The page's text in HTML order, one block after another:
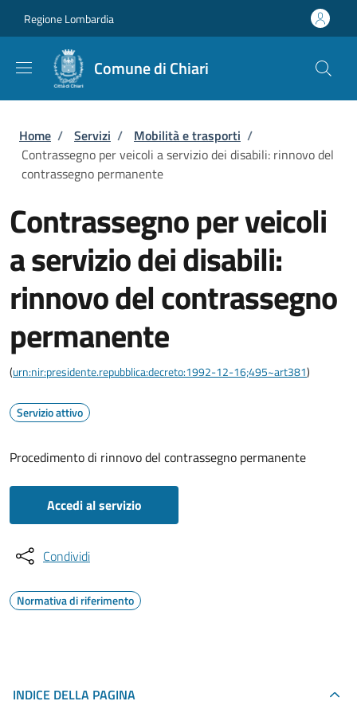
Regione Lombardia
Comune di Chiari
Briciole di pane
Home / Servizi / Mobilità e trasporti /
Contrassegno per veicoli a servizio dei disabili: rinnovo del
contrassegno permanente
Contrassegno per veicoli
a servizio dei disabili:
rinnovo del contrassegno
permanente
(urn:nir:presidente.repubblica:decreto:1992-12-16;495~art381)
Servizio attivo
Procedimento di rinnovo del contrassegno permanente
Accedi al servizio
Condividi
Normativa di riferimento
INDICE DELLA PAGINA